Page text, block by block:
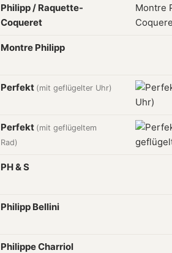
Philipp / Raquette-
Coqueret
Montre Philipp
Perfekt (mit geflügelter Uhr)
Perfekt (mit geflügeltem
Rad)
PH & S
Philipp Bellini
Philippe Charriol